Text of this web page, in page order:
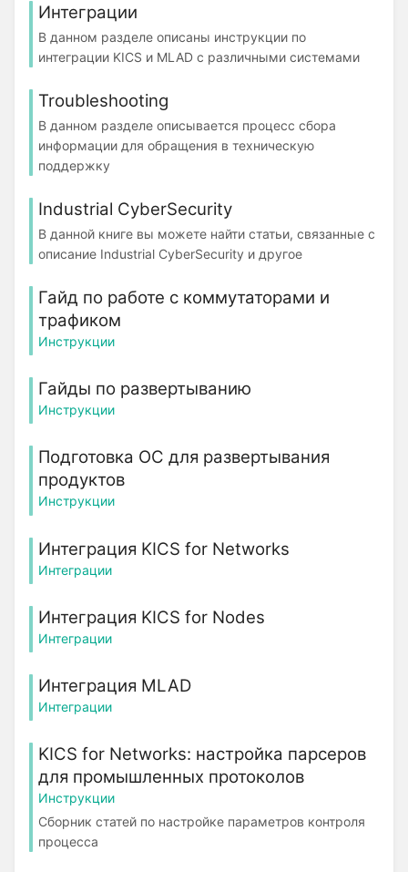
Интеграции
В данном разделе описаны инструкции по
интеграции KICS и MLAD с различными системами
Troubleshooting
В данном разделе описывается процесс сбора
информации для обращения в техническую
поддержку
Industrial CyberSecurity
В данной книге вы можете найти статьи, связанные с
описание Industrial CyberSecurity и другое
Гайд по работе с коммутаторами и
трафиком
Инструкции
Гайды по развертыванию
Инструкции
Подготовка ОС для развертывания
продуктов
Инструкции
Интеграция KICS for Networks
Интеграции
Интеграция KICS for Nodes
Интеграции
Интеграция MLAD
Интеграции
KICS for Networks: настройка парсеров
для промышленных протоколов
Инструкции
Сборник статей по настройке параметров контроля
процесса